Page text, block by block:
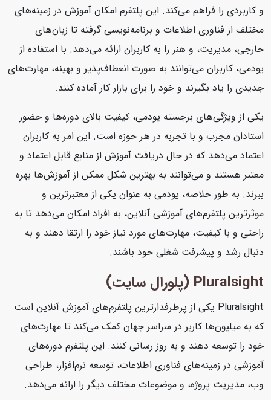
و کاربردی را فراهم می‌کند. این پلتفرم امکان آموزش در زمینه‌های
مختلف از فناوری اطلاعات و برنامه‌نویسی گرفته تا زبان‌های
خارجی، مدیریت، و هنر را به کاربران ارائه می‌دهد. با استفاده از
یودمی، کاربران می‌توانند به صورت انعطاف‌پذیر و بهینه، مهارت‌های
جدیدی را یاد بگیرند و خود را برای بازار کار آماده کنند.
یکی از ویژگی‌های برجسته یودمی، کیفیت بالای دوره‌ها و حضور
استادان مجرب و با تجربه در هر حوزه است. این امر به کاربران
اعتماد می‌دهد که در حال دریافت آموزش از منابع قابل اعتماد و
معتبر هستند و می‌توانند به بهترین شکل ممکن از آموزش‌ها بهره
ببرند. به طور خلاصه، یودمی به عنوان یکی از معتبرترین و
موثرترین پلتفرم‌های آموزشی آنلاین، به افراد امکان می‌دهد تا به
راحتی و با کیفیت، مهارت‌های مورد نیاز خود را ارتقا دهند و به
دنبال رشد و پیشرفت شغلی خود باشند.
Pluralsight (پلورال سایت)
Pluralsight یکی از پرطرفدارترین پلتفرم‌های آموزش آنلاین است
که به میلیون‌ها کاربر در سراسر جهان کمک می‌کند تا مهارت‌های
خود را توسعه دهند و به روز رسانی کنند. این پلتفرم دوره‌های
آموزشی در زمینه‌های فناوری اطلاعات، توسعه نرم‌افزار، طراحی
وب، مدیریت پروژه، و موضوعات مختلف دیگر را ارائه می‌دهد.